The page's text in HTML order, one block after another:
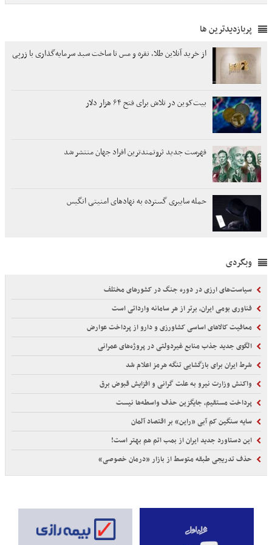
پربازدیدترین ها
از خرید آنلاین طلا، نقره و مس تا ساخت سبد سرمایه‌گذاری با زرپی
بیت‌کوین در تلاش برای فتح ۶۴ هزار دلار
فهرست جدید ثروتمندترین افراد جهان منتشر شد
حمله سایبری گسترده به نهادهای امنیتی انگیس
وبگردی
سیاست‌های ارزی در دوره جنگ در کشورهای مختلف
فناوری بومی ایران، برتر از هر سامانه وارداتی است
معافیت کالاهای اساسی کشاورزی و دارو از پرداخت عوارض
الگوی جدید جذب منابع غیردولتی در پروژه‌های عمرانی
شرط ایران برای بازگشایی تنگه هرمز اعلام شد
واکنش وزارت نیرو به علت گرانی و افزایش قبوض برق
پرداخت مستقیم، جایگزین حذف واسطه‌ها نیست
سایه سنگین کم آبی «راین» بر اقتصاد آلمان
این دستاورد جدید ایران از بمب اتم هم بهتر است!
حذف تدریجی طبقه متوسط از بازار «درمان خصوصی»